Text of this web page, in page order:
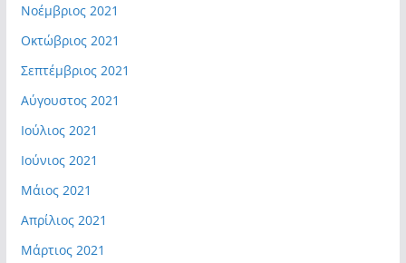
Νοέμβριος 2021
Οκτώβριος 2021
Σεπτέμβριος 2021
Αύγουστος 2021
Ιούλιος 2021
Ιούνιος 2021
Μάιος 2021
Απρίλιος 2021
Μάρτιος 2021